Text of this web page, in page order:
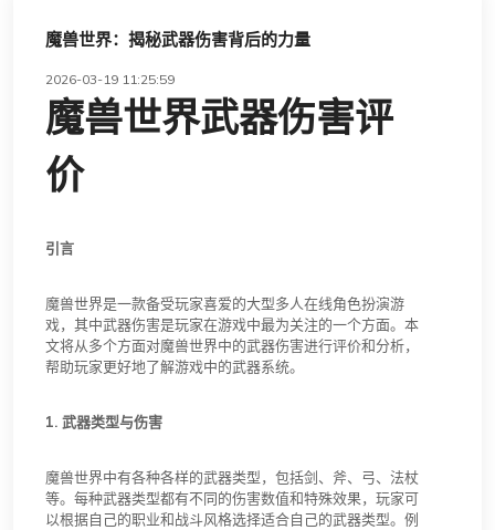
魔兽世界：揭秘武器伤害背后的力量
2026-03-19 11:25:59
魔兽世界武器伤害评
价
引言
魔兽世界是一款备受玩家喜爱的大型多人在线角色扮演游
戏，其中武器伤害是玩家在游戏中最为关注的一个方面。本
文将从多个方面对魔兽世界中的武器伤害进行评价和分析，
帮助玩家更好地了解游戏中的武器系统。
1. 武器类型与伤害
魔兽世界中有各种各样的武器类型，包括剑、斧、弓、法杖
等。每种武器类型都有不同的伤害数值和特殊效果，玩家可
以根据自己的职业和战斗风格选择适合自己的武器类型。例